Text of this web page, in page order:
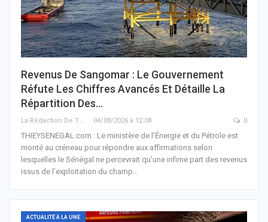
Revenus De Sangomar : Le Gouvernement
Réfute Les Chiffres Avancés Et Détaille La
Répartition Des…
La Rédaction De THIEYSENEGAL.com 04/08/2026 à 12:08 0
THIEYSENEGAL.com : Le ministère de l’Énergie et du Pétrole est
monté au créneau pour répondre aux affirmations selon
lesquelles le Sénégal ne percevrait qu’une infime part des revenus
issus de l’exploitation du champ…
ACTUALITÉ À LA UNE